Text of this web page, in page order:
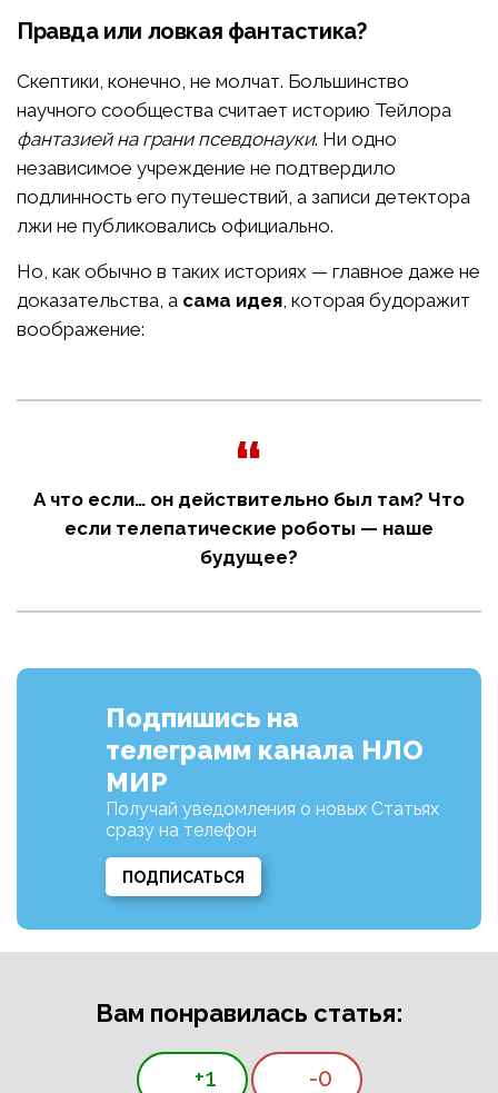
Правда или ловкая фантастика?
Скептики, конечно, не молчат. Большинство
научного сообщества считает историю Тейлора
фантазией на грани псевдонауки. Ни одно
независимое учреждение не подтвердило
подлинность его путешествий, а записи детектора
лжи не публиковались официально.
Но, как обычно в таких историях — главное даже не
доказательства, а сама идея , которая будоражит
воображение:
А что если… он действительно был там? Что
если телепатические роботы — наше
будущее?
Подпишись на
телеграмм канала НЛО
МИР
Получай уведомления о новых Статьях
сразу на телефон
ПОДПИСАТЬСЯ
Вам понравилась статья:
+1 -0